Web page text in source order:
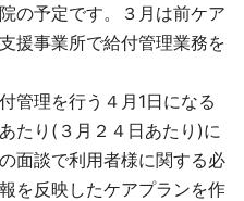
の予定です。３月は前ケア
援事業所で給付管理業務を
管理を行う４月1日になる
たり(３月２４日あたり)に
面談で利用者様に関する必
を反映したケアプランを作